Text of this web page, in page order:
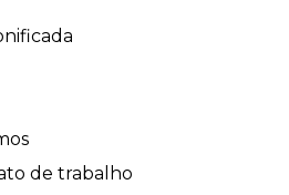
de trabalho